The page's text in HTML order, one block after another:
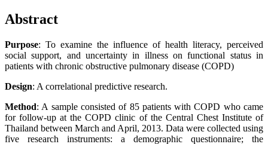
Abstract
Purpose: To examine the influence of health literacy, perceived
social support, and uncertainty in illness on functional status in
patients with chronic obstructive pulmonary disease (COPD)
Design: A correlational predictive research.
Method: A sample consisted of 85 patients with COPD who came
for follow-up at the COPD clinic of the Central Chest Institute of
Thailand between March and April, 2013. Data were collected using
five research instruments: a demographic questionnaire; the